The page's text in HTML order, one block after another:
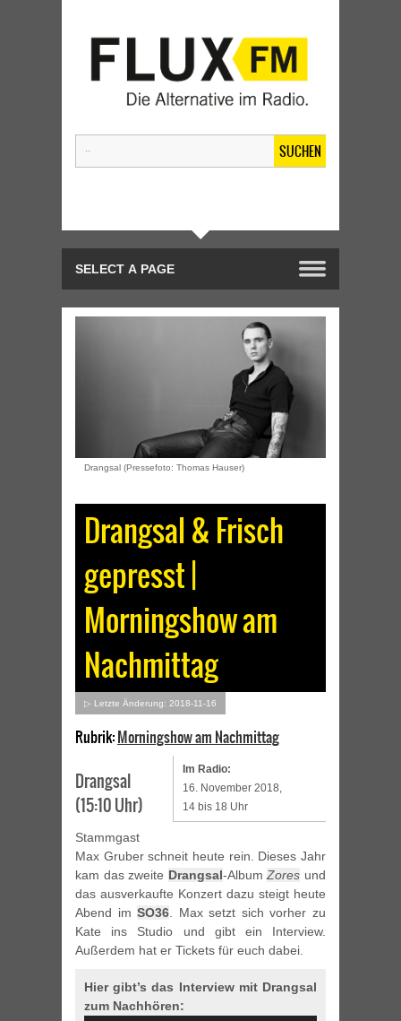
SUCHEN
Drangsal (Pressefoto: Thomas Hauser)
Drangsal & Frisch
gepresst |
Morningshow am
Nachmittag
▷ Letzte Änderung: 2018-11-16
Rubrik:Morningshow am Nachmittag
Im Radio:
16. November 2018,
14 bis 18 Uhr
Drangsal
(15:10 Uhr)
Stammgast
Max Gruber schneit heute rein. Dieses Jahr
kam das zweite Drangsal-AlbumZores und
das ausverkaufte Konzert dazu steigt heute
Abend imSO36. Max setzt sich vorher zu
Kate ins Studio und gibt ein Interview.
Außerdem hat er Tickets für euch dabei.
Hier gibt’s das Interview mit Drangsal
zum Nachhören: